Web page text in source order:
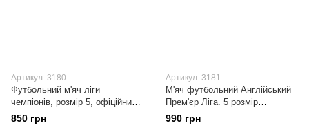
Артикул: 3180
Футбольний м'яч ліги
чемпіонів, розмір 5, офіційний,
зносостійкий, зі штучної шкіри,
для футболу
850 грн
Артикул: 3181
М'яч футбольний Англійський
Прем'єр Ліга. 5 розмір
офіційний, зносостійкий, зі
штучної шкіри, для футболу
990 грн